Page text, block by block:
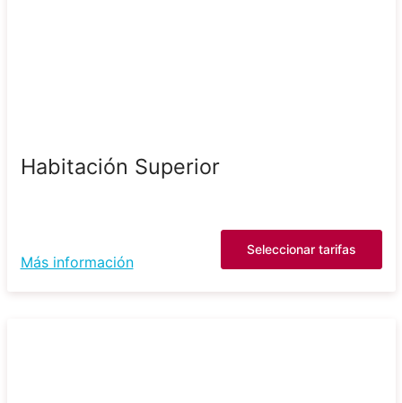
Habitación Superior
Más información
Seleccionar tarifas